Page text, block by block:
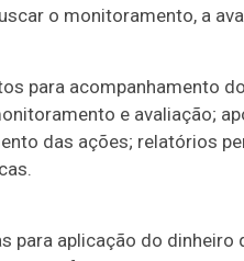
o monitoramento, a
para acompanhamento
e avaliação;
das ações; relatórios
para aplicação do dinheiro